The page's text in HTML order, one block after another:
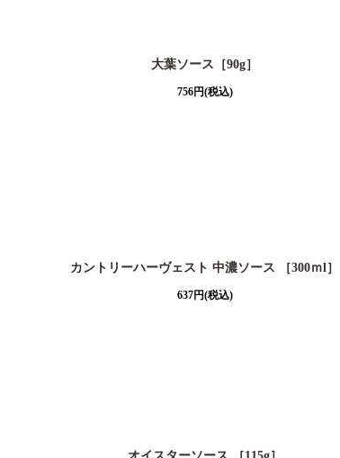
大葉ソース［90g］
756円(税込)
カントリーハーヴェスト 中濃ソース ［300ｍl］
637円(税込)